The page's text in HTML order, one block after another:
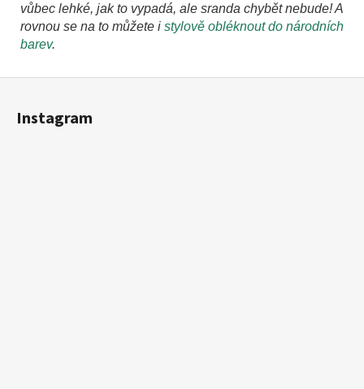
vůbec lehké, jak to vypadá, ale sranda chybět nebude! A
rovnou se na to můžete i stylově obléknout do národních
barev.
Z
Instagram